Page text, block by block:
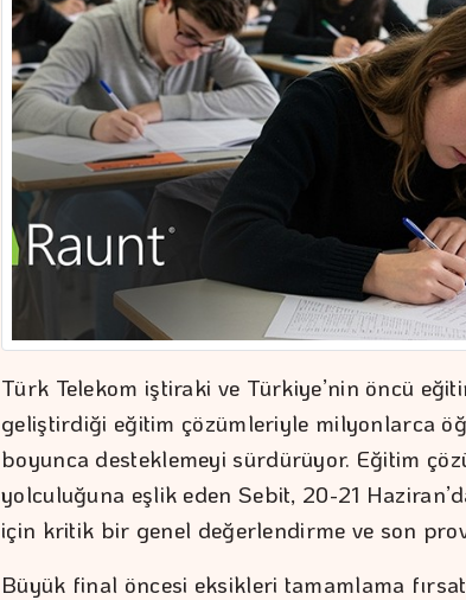
Türk Telekom iştiraki ve Türkiye’nin öncü
geliştirdiği eğitim çözümleriyle milyonlarca
boyunca desteklemeyi sürdürüyor. Eğitim
yolculuğuna eşlik eden Sebit, 20-21
için kritik bir genel değerlendirme ve son
Büyük final öncesi eksikleri tamamlama